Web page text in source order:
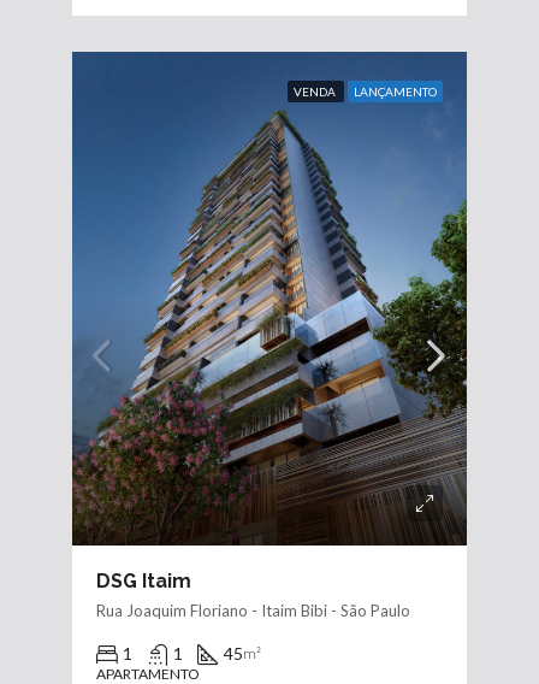
VENDA LANÇAMENTO
DSG Itaim
Rua Joaquim Floriano - Itaim Bibi - São Paulo
1 1 45m²
APARTAMENTO